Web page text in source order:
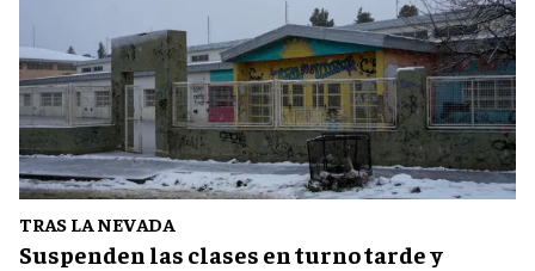
TRAS LA NEVADA
Suspenden las clases en turno tarde y